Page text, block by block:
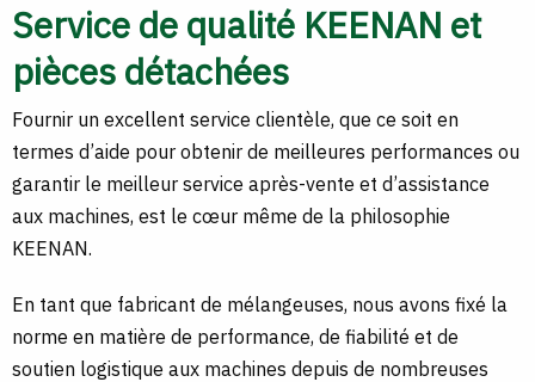
Service de qualité KEENAN et
pièces détachées
Fournir un excellent service clientèle, que ce soit en
termes d’aide pour obtenir de meilleures performances ou
garantir le meilleur service après-vente et d’assistance
aux machines, est le cœur même de la philosophie
KEENAN.
En tant que fabricant de mélangeuses, nous avons fixé la
norme en matière de performance, de fiabilité et de
soutien logistique aux machines depuis de nombreuses